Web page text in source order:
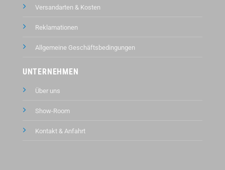
Versandarten & Kosten
Reklamationen
Allgemeine Geschäftsbedingungen
UNTERNEHMEN
Über uns
Show-Room
Kontakt & Anfahrt